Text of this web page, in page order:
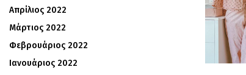
Απρίλιος 2022
Μάρτιος 2022
Φεβρουάριος 2022
Ιανουάριος 2022